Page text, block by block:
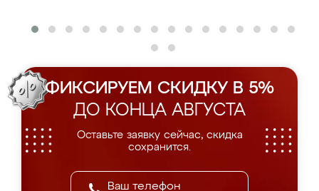
ФИКСИРУЕМ СКИДКУ В 5%
ДО КОНЦА АВГУСТА
Оставьте заявку сейчас, скидка
сохранится.